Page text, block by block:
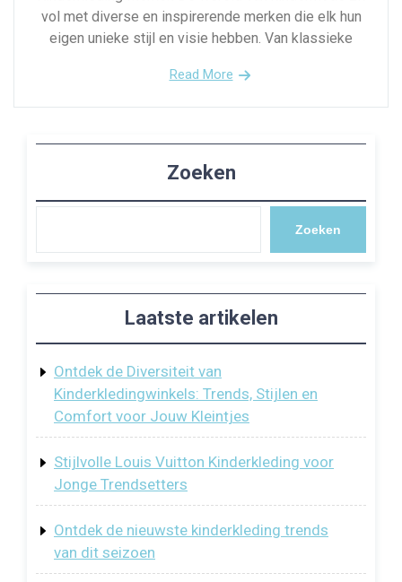
vol met diverse en inspirerende merken die elk hun
eigen unieke stijl en visie hebben. Van klassieke
Read More
Zoeken
Zoeken
Laatste artikelen
Ontdek de Diversiteit van
Kinderkledingwinkels: Trends, Stijlen en
Comfort voor Jouw Kleintjes
Stijlvolle Louis Vuitton Kinderkleding voor
Jonge Trendsetters
Ontdek de nieuwste kinderkleding trends
van dit seizoen